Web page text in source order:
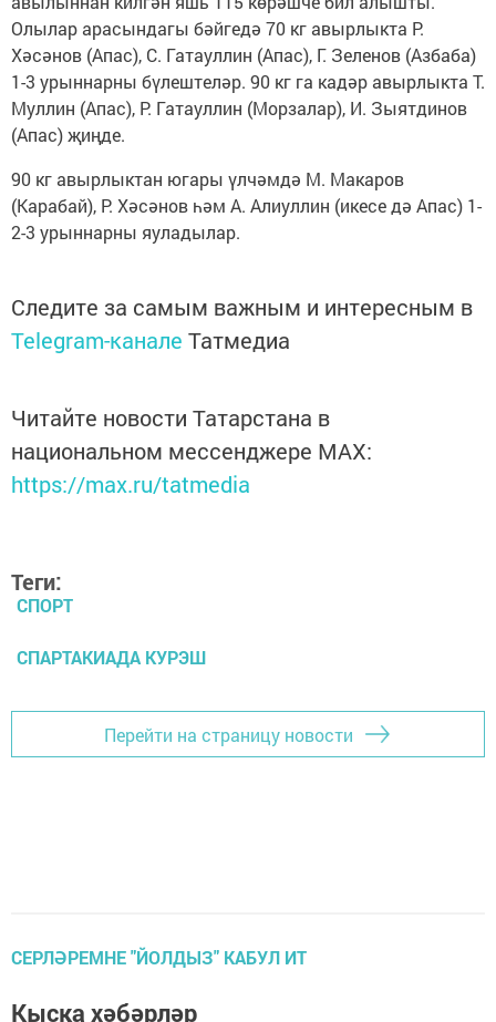
Олылар арасындагы бәйгедә 70 кг авырлыкта Р.
Хәсәнов (Апас), С. Гатауллин (Апас), Г. Зеленов (Азбаба)
1-3 урыннарны бү­лештеләр. 90 кг га кадәр авырлыкта Т.
Муллин (Апас), Р. Гатауллин (Морзалар), И. Зыятдинов
(Апас) җиңде.
90 кг авырлыктан югары үл­чәмдә М. Макаров
(Карабай), Р. Хәсәнов һәм А. Алиуллин (икесе дә Апас) 1-
2-3 урыннарны яуладылар.
Следите за самым важным и интересным в
Telegram-канале Татмедиа
Читайте новости Татарстана в
национальном мессенджере MАХ:
https://max.ru/tatmedia
Теги:
СПОРТ
СПАРТАКИАДА КУРЭШ
Перейти на страницу новости
СЕРЛӘРЕМНЕ "ЙОЛДЫЗ" КАБУЛ ИТ
Кыска хәбәрләр